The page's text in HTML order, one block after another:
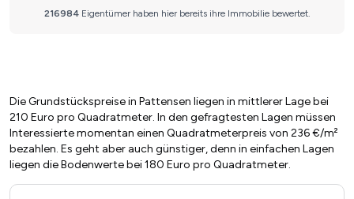
Die Grundstückspreise in Pattensen liegen in mittlerer Lage bei
210 Euro pro Quadratmeter. In den gefragtesten Lagen müssen
Interessierte momentan einen Quadratmeterpreis von 236 €/m²
bezahlen. Es geht aber auch günstiger, denn in einfachen Lagen
liegen die Bodenwerte bei 180 Euro pro Quadratmeter.